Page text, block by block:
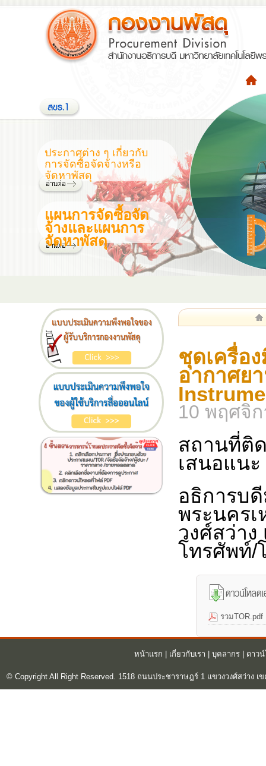
ประกาศต่าง ๆ เกี่ยวกับ
การจัดซื้อจัดจ้างหรือ
จัดหาพัสดุ
แผนการจัดซื้อจัด
จ้างและแผนการ
จัดหาพัสดุ
ชุดเครื่อ
อากาศย
10 พฤศจิ
สถานที่ติ
เสนอแน
อธิการบ
พระนคร
วงศ์สว่าง
โทรศัพท์/
รวมTOR.pdf
หน้าแรก เกี่ยวกับเรา บุคลากร| ดาว
© Copyright All Right Reserved. 1518 ถนนประชาราษฎร์ 1 แขวงวงศ์สว่าง